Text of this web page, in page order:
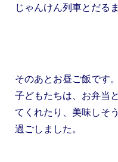
じゃんけん列車とだる
そのあとお昼ご飯です。
子どもたちは、お弁当
てくれたり、美味しそ
過ごしました。